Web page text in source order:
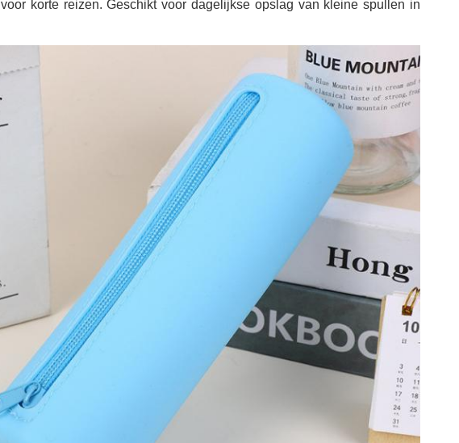
korte reizen. Geschikt voor dagelijkse opslag van kleine spullen in